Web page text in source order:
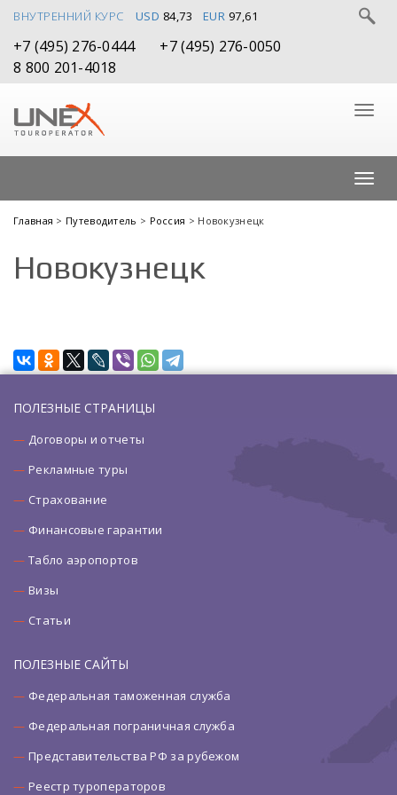
ВНУТРЕННИЙ КУРС USD 84,73 EUR 97,61
+7 (495) 276-0444
+7 (495) 276-0050
8 800 201-4018
Главная > Путеводитель > Россия > Новокузнецк
Новокузнецк
ПОЛЕЗНЫЕ СТРАНИЦЫ
Договоры и отчеты
Рекламные туры
Страхование
Финансовые гарантии
Табло аэропортов
Визы
Статьи
ПОЛЕЗНЫЕ САЙТЫ
Федеральная таможенная служба
Федеральная пограничная служба
Представительства РФ за рубежом
Реестр туроператоров